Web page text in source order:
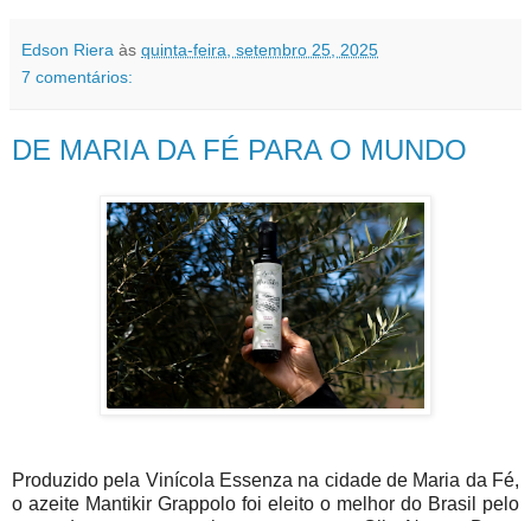
Edson Riera às quinta-feira, setembro 25, 2025
7 comentários:
DE MARIA DA FÉ PARA O MUNDO
Produzido pela Vinícola Essenza na cidade de Maria da Fé,
o azeite Mantikir Grappolo foi eleito o melhor do Brasil pelo